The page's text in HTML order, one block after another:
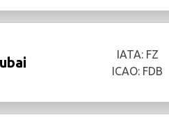
IATA: FZ
ICAO: FDB